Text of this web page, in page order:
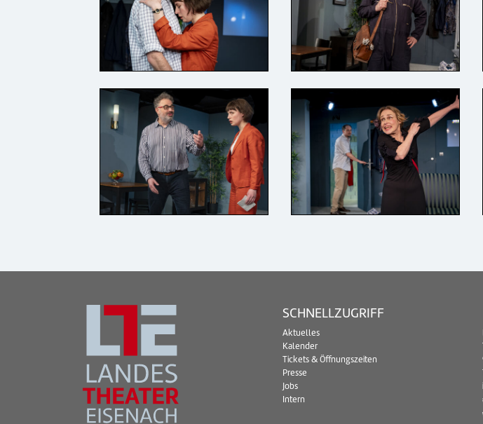
SCHNELLZUGRIFF
Aktuelles
Kalender
Tickets & Öffnungszeiten
Presse
Jobs
Intern